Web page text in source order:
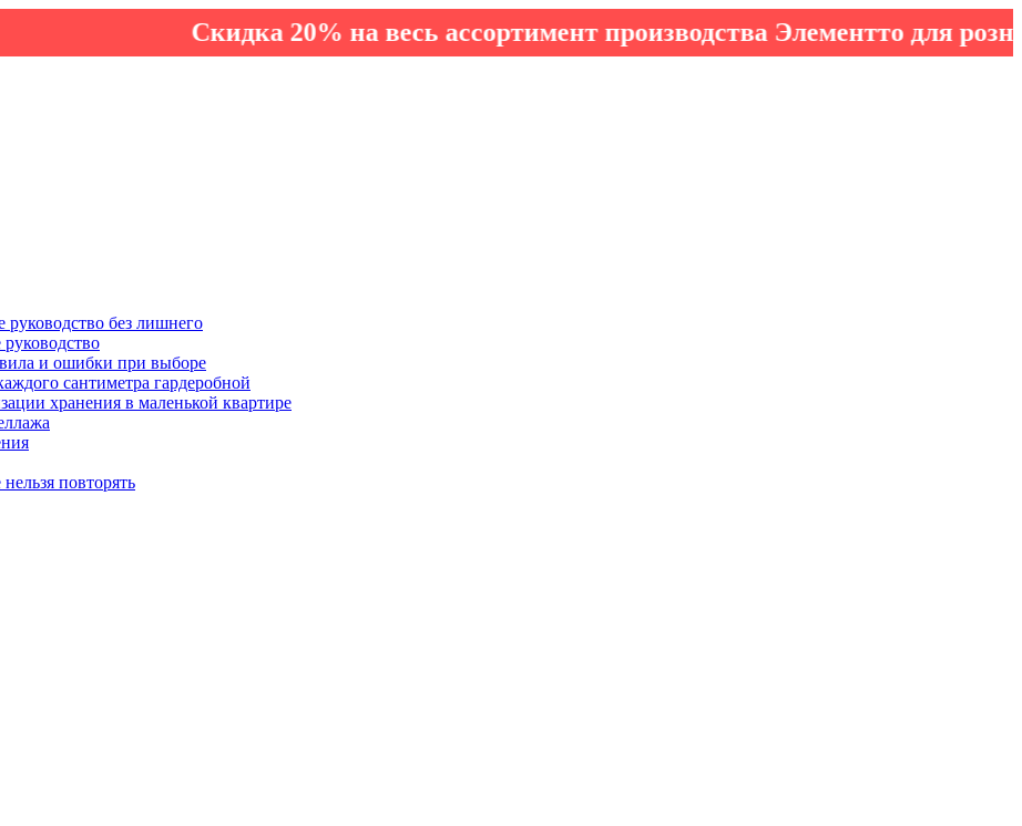
Скидка 20% на весь ассортимент производства Элементто для розничных
без лишнего
и ошибки при выборе
сантиметра гардеробной
хранения в маленькой квартире
повторять